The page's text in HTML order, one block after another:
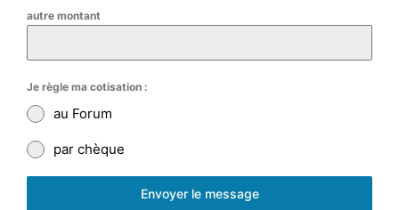
autre montant
Je règle ma cotisation :
au Forum
par chèque
Envoyer le message